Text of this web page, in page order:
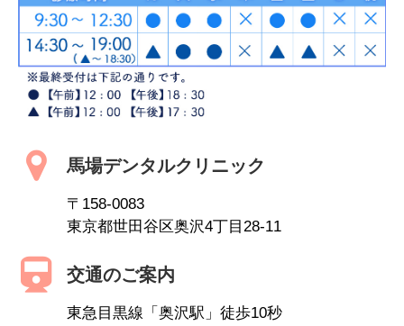
馬場デンタルクリニック
〒158-0083
東京都世田谷区奥沢4丁目28-11
交通のご案内
東急目黒線「奥沢駅」徒歩10秒